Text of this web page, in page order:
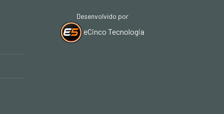
Desenvolvido por
eCinco Tecnologia